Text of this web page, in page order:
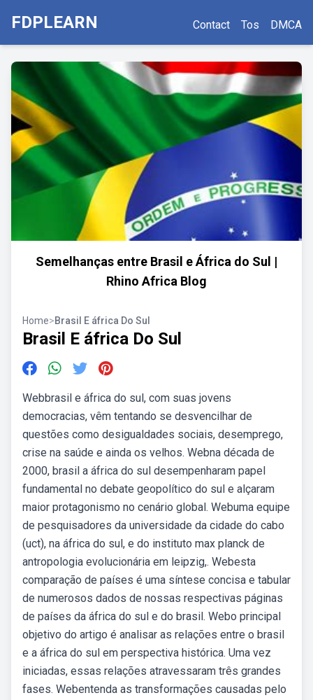
FDPLEARN Contact Tos DMCA
Semelhanças entre Brasil e África do Sul |
Rhino Africa Blog
Home>Brasil E áfrica Do Sul
Brasil E áfrica Do Sul
Webbrasil e áfrica do sul, com suas jovens
democracias, vêm tentando se desvencilhar de
questões como desigualdades sociais, desemprego,
crise na saúde e ainda os velhos. Webna década de
2000, brasil a áfrica do sul desempenharam papel
fundamental no debate geopolítico do sul e alçaram
maior protagonismo no cenário global. Webuma equipe
de pesquisadores da universidade da cidade do cabo
(uct), na áfrica do sul, e do instituto max planck de
antropologia evolucionária em leipzig,. Webesta
comparação de países é uma síntese concisa e tabular
de numerosos dados de nossas respectivas páginas
de países da áfrica do sul e do brasil. Webo principal
objetivo do artigo é analisar as relações entre o brasil
e a áfrica do sul em perspectiva histórica. Uma vez
iniciadas, essas relações atravessaram três grandes
fases. Webentenda as transformações causadas pelo